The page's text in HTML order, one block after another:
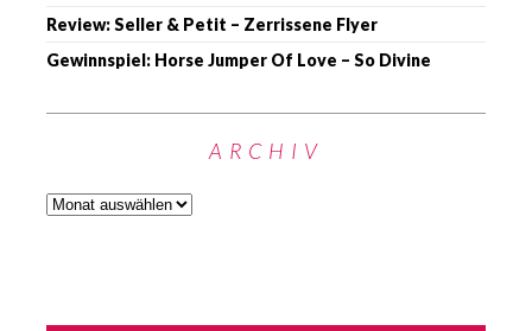
Review: Seller & Petit – Zerrissene Flyer
Gewinnspiel: Horse Jumper Of Love – So Divine
ARCHIV